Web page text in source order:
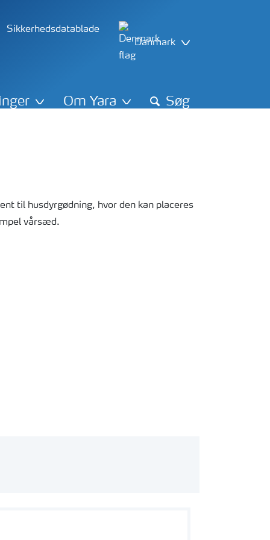
Sikkerhedsdatablade
Danmark
Om Yara Søg
til husdyrgødning, hvor den kan placeres
vårsæd.